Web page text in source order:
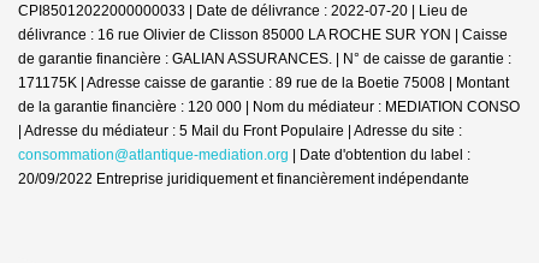
CPI85012022000000033 | Date de délivrance : 2022-07-20 | Lieu de
délivrance : 16 rue Olivier de Clisson 85000 LA ROCHE SUR YON | Caisse
de garantie financière : GALIAN ASSURANCES. | N° de caisse de garantie :
171175K | Adresse caisse de garantie : 89 rue de la Boetie 75008 | Montant
de la garantie financière : 120 000 | Nom du médiateur : MEDIATION CONSO
| Adresse du médiateur : 5 Mail du Front Populaire | Adresse du site :
consommation@atlantique-mediation.org | Date d'obtention du label :
20/09/2022 Entreprise juridiquement et financièrement indépendante